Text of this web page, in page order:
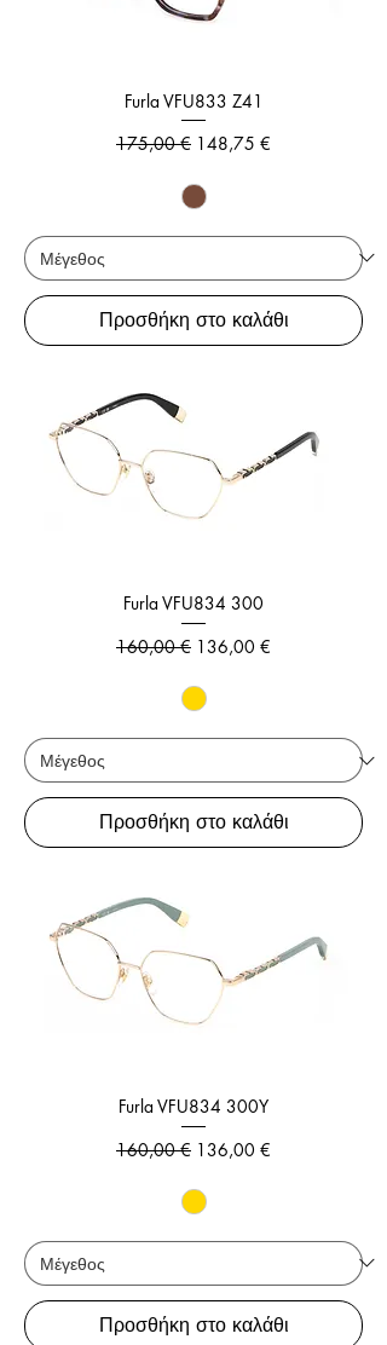
Furla VFU833 Z41
Κανονική τιμή
175,00 € Τιμή Έκπτωσης
148,75 €
Προσθήκη στο καλάθι
Furla VFU834 300
Κανονική τιμή
160,00 € Τιμή Έκπτωσης
136,00 €
Προσθήκη στο καλάθι
Furla VFU834 300Y
Κανονική τιμή
160,00 € Τιμή Έκπτωσης
136,00 €
Προσθήκη στο καλάθι